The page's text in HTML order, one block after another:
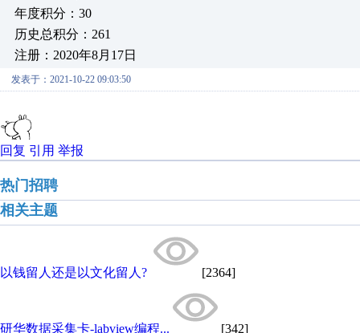
年度积分：30
历史总积分：261
注册：2020年8月17日
发表于：2021-10-22 09:03:50
回复 引用 举报
热门招聘
相关主题
以钱留人还是以文化留人? [2364]
研华数据采集卡-labview编程... [342]